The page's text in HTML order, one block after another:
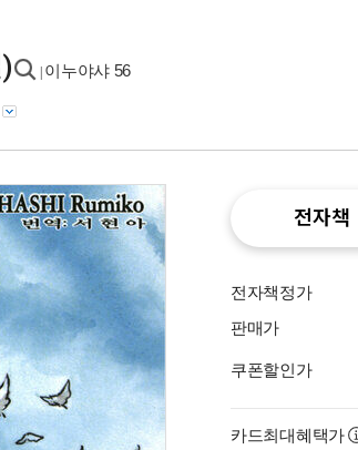
이누야샤 56
전자책
전자책정가
판매가
쿠폰할인가
카드최대혜택가